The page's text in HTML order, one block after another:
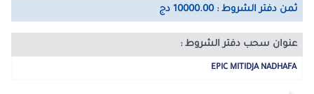
ثمن دفتر الشروط : 10000.00 دج
عنوان سحب دفتر الشروط :
EPIC MITIDJA NADHAFA